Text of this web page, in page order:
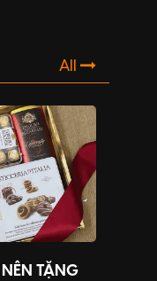
người tham
All
TẶNG